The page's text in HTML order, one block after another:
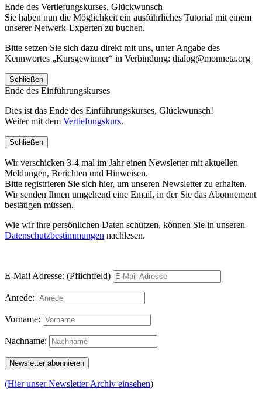
Ende des Vertiefungskurses, Glückwunsch
Sie haben nun die Möglichkeit ein ausführliches Tutorial mit einem
unserer Netwerk-Experten zu buchen.
Bitte setzen Sie sich dazu direkt mit uns, unter Angabe des
Kennwortes „Kursgewinner“ in Verbindung: dialog@monneta.org
Schließen
Ende des Einführungskurses
Dies ist das Ende des Einführungskurses, Glückwunsch!
Weiter mit dem Vertiefungskurs.
Schließen
Wir verschicken 3-4 mal im Jahr einen Newsletter mit aktuellen
Meldungen, Berichten und Hinweisen.
Bitte registrieren Sie sich hier, um unseren Newsletter zu erhalten.
Wir senden Ihnen umgehend eine Email, in der Sie das Abonnement
bestätigen müssen.
Wie wir ihre persönlichen Daten schützen, können Sie in unseren
Datenschutzbestimmungen nachlesen.
E-Mail Adresse: (Pflichtfeld)
Anrede:
Vorname:
Nachname:
(Hier unser Newsletter Archiv einsehen)